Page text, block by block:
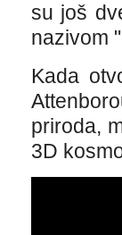
su još
nazivom
Kada
priroda,
3D